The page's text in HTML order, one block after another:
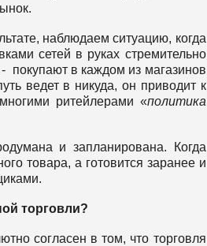
наблюдаем ситуацию, когда
сетей в руках стремительно
покупают в каждом из магазинов
ведет в никуда, он приводит к
ритейлерами «политика
и запланирована. Когда
товара, а готовится заранее и
торговли?
согласен в том, что торговля